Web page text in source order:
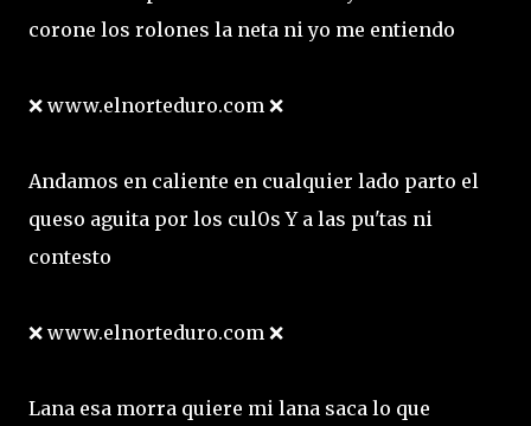
corone los rolones la neta ni yo me entiendo
❌ www.elnorteduro.com ❌
Andamos en caliente en cualquier lado parto el
queso aguita por los cul0s Y a las pu'tas ni
contesto
❌ www.elnorteduro.com ❌
Lana esa morra quiere mi lana saca lo que